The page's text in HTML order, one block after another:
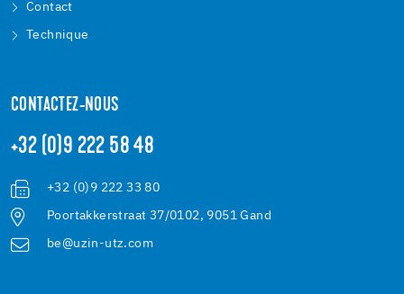
Contact
Technique
CONTACTEZ-NOUS
+32 (0)9 222 58 48
+32 (0)9 222 33 80
Poortakkerstraat 37/0102, 9051 Gand
be@uzin-utz.com